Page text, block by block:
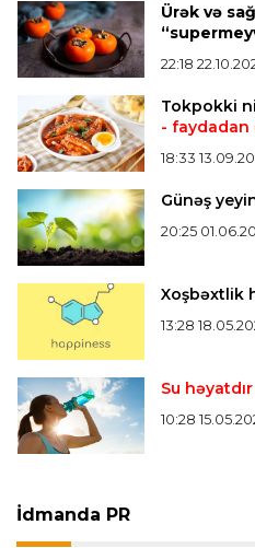
Bütün xəbərlər >>>
Ürək və
22:18
Tokpokki
- faydadan
18:33
Günəş
20:25
Xoşbəxtlik
13:28
Su həyatdır
10:28
İdmanda PR